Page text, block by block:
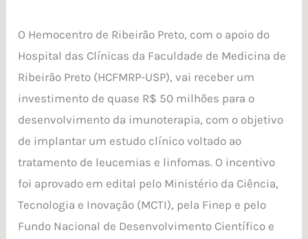
O Hemocentro de Ribeirão Preto, com o apoio do
Hospital das Clínicas da Faculdade de Medicina de
Ribeirão Preto (HCFMRP-USP), vai receber um
investimento de quase R$ 50 milhões para o
desenvolvimento da imunoterapia, com o objetivo
de implantar um estudo clínico voltado ao
tratamento de leucemias e linfomas. O incentivo
foi aprovado em edital pelo Ministério da Ciência,
Tecnologia e Inovação (MCTI), pela Finep e pelo
Fundo Nacional de Desenvolvimento Científico e